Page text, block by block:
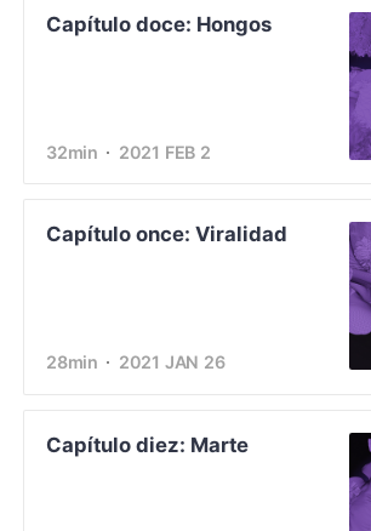
Capítulo doce: Hongos
32min 2021 FEB 2
Capítulo once: Viralidad
28min 2021 JAN 26
Capítulo diez: Marte